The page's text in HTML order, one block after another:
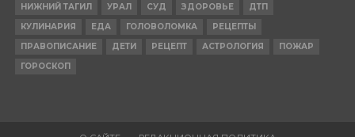
НИЖНИЙ ТАГИЛ
УРАЛ СУД ЗДОРОВЬЕ
ДТП
КУЛИНАРИЯ
ЕДА ГОЛОВОЛОМКА
РЕЦЕПТЫ
ПРАВОПИСАНИЕ
ДЕТИ РЕЦЕПТ АСТРОЛОГИЯ
ПОЖАР
ГОРОСКОП